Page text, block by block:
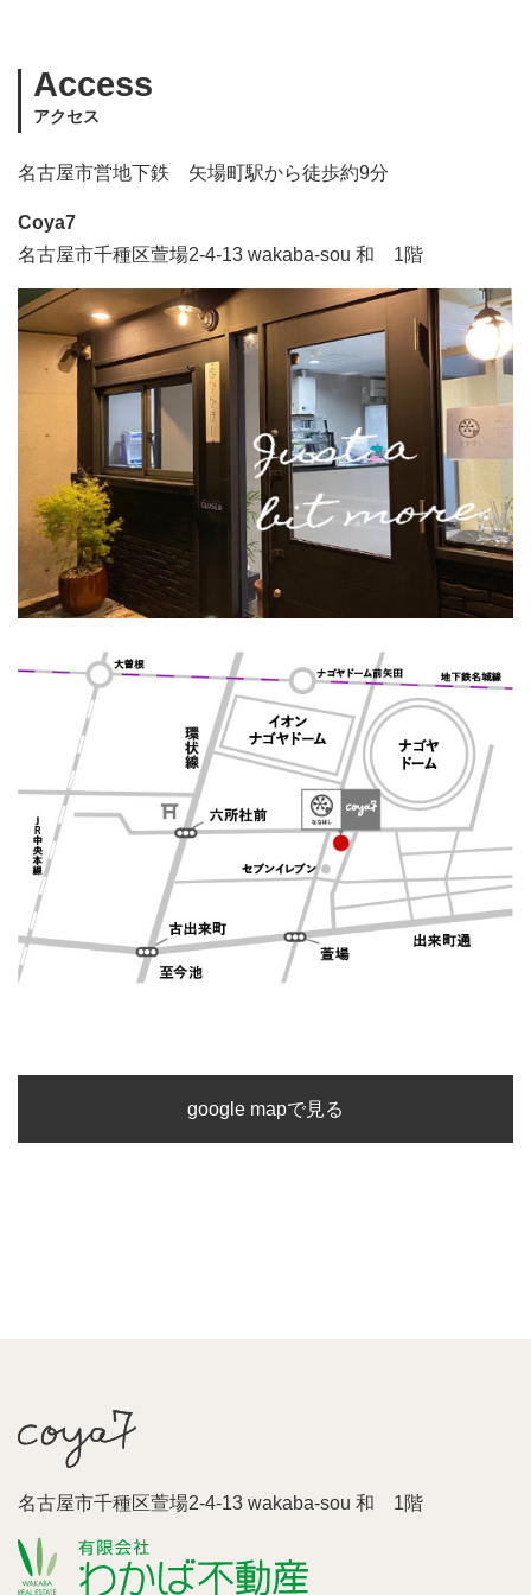
Access
アクセス
名古屋市営地下鉄 矢場町駅から徒歩約9分
Coya7
名古屋市千種区萱場2-4-13 wakaba-sou 和 1階
google mapで見る
名古屋市千種区萱場2-4-13 wakaba-sou 和 1階